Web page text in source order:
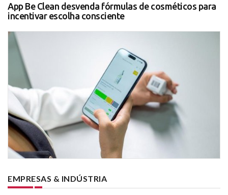
App Be Clean desvenda fórmulas de cosméticos para
incentivar escolha consciente
EMPRESAS & INDÚSTRIA